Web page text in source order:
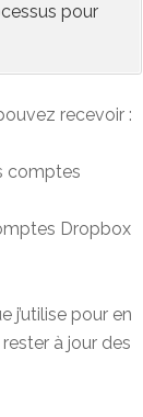
pour
recevoir :
comptes
Dropbox
j’utilise pour en
à jour des